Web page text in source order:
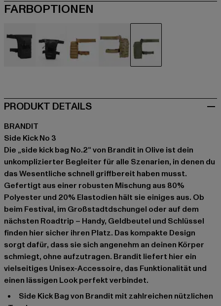
FARBOPTIONEN
PRODUKT DETAILS
BRANDIT
Side Kick No 3
Die „side kick bag No.2“ von Brandit in Olive ist dein
unkomplizierter Begleiter für alle Szenarien, in denen du
das Wesentliche schnell griffbereit haben musst.
Gefertigt aus einer robusten Mischung aus 80%
Polyester und 20% Elastodien hält sie einiges aus. Ob
beim Festival, im Großstadtdschungel oder auf dem
nächsten Roadtrip – Handy, Geldbeutel und Schlüssel
finden hier sicher ihren Platz. Das kompakte Design
sorgt dafür, dass sie sich angenehm an deinen Körper
schmiegt, ohne aufzutragen. Brandit liefert hier ein
vielseitiges Unisex-Accessoire, das Funktionalität und
einen lässigen Look perfekt verbindet.
Side Kick Bag von Brandit mit zahlreichen nützlichen